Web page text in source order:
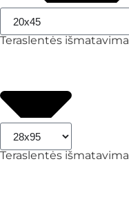
Teraslentės
Teraslentės